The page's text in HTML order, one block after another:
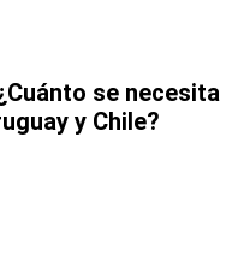
se necesita
y Chile?